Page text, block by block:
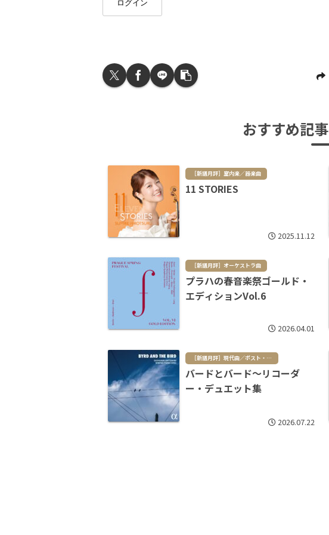
ログイン
おすすめ記事
［新譜月評］室内楽／器楽曲
11 STORIES
2025.11.12
［新譜月評］オーケストラ曲
プラハの春音楽祭ゴールド・
エディションVol.6
2026.04.01
［新譜月評］現代曲／ポスト・クラシカル
バードとバード～リコーダ
ー・デュエット集
2026.07.22